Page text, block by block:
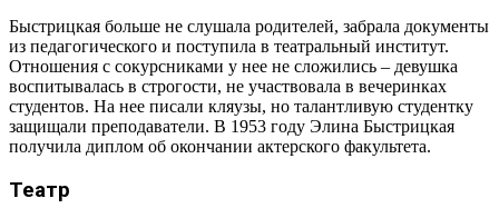
Быстрицкая больше не слушала родителей, забрала документы
из педагогического и поступила в театральный институт.
Отношения с сокурсниками у нее не сложились – девушка
воспитывалась в строгости, не участвовала в вечеринках
студентов. На нее писали кляузы, но талантливую студентку
защищали преподаватели. В 1953 году Элина Быстрицкая
получила диплом об окончании актерского факультета.
Театр